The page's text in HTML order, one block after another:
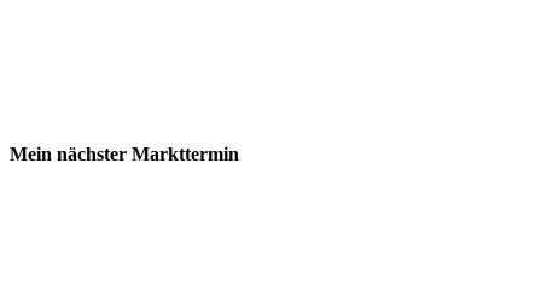
Mein nächster Markttermin